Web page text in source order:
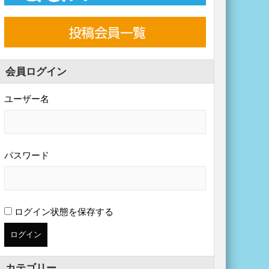
会員ログイン
ユーザー名
パスワード
ログイン状態を保存する